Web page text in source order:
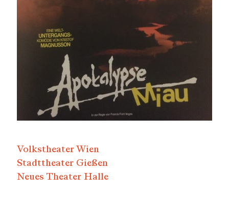
Volkstheater Wien
Stadttheater Gießen
Neues Theater Halle